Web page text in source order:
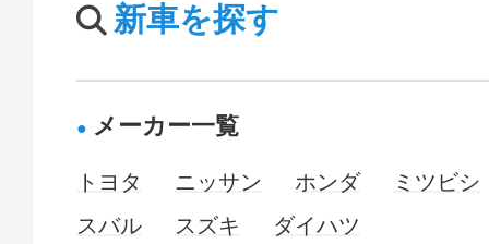
新車を探す
メーカー一覧
トヨタ ニッサン ホンダ
ミツビシ
スバル
スズキ ダイハツ